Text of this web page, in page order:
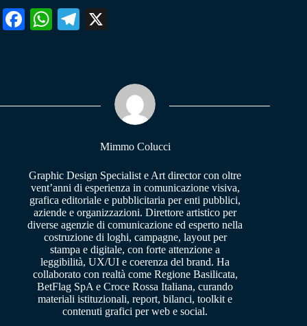
Fa W
pp
Te
m
Mimmo Colucci
Graphic Design Specialist e Art director con oltre
vent’anni di esperienza in comunicazione visiva,
grafica editoriale e pubblicitaria per enti pubblici,
aziende e organizzazioni. Direttore artistico per
diverse agenzie di comunicazione ed esperto nella
costruzione di loghi, campagne, layout per
stampa e digitale, con forte attenzione a
leggibilità, UX/UI e coerenza del brand. Ha
collaborato con realtà come Regione Basilicata,
BetFlag SpA e Croce Rossa Italiana, curando
materiali istituzionali, report, bilanci, toolkit e
contenuti grafici per web e social.